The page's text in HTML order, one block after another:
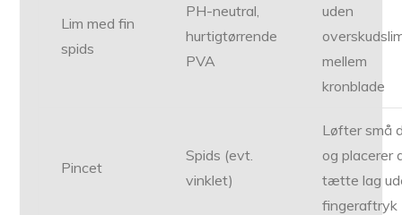
Lim med fin
spids
PH-neutral,
hurtigtørrende
PVA
uden
mellem
kronblade
Pincet
Spids (evt.
vinklet)
Løfter små
og placerer
tætte lag
fingeraftryk